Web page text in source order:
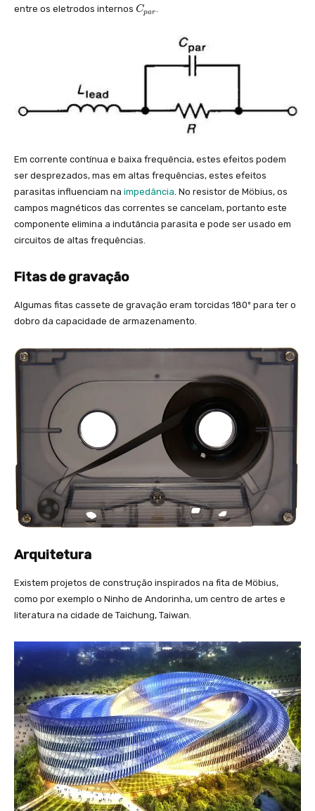
a
d
}
entre os eletrodos internos C
Cpar.
Em corrente contínua e baixa frequência, estes efeitos podem
ser desprezados, mas em altas frequências, estes efeitos
parasitas influenciam na impedância. No resistor de Möbius, os
campos magnéticos das correntes se cancelam, portanto este
componente elimina a indutância parasita e pode ser usado em
circuitos de altas frequências.
Fitas de gravação
Algumas fitas cassete de gravação eram torcidas 180º para ter o
dobro da capacidade de armazenamento.
Arquitetura
Existem projetos de construção inspirados na fita de Möbius,
como por exemplo o Ninho de Andorinha, um centro de artes e
literatura na cidade de Taichung, Taiwan.